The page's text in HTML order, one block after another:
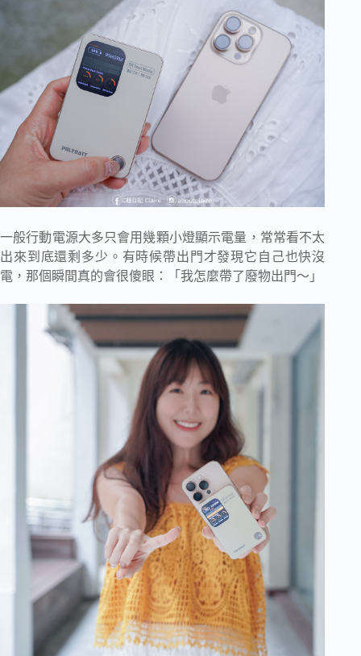
一般行動電源大多只會用幾顆小燈顯示電量，常常看不太
出來到底還剩多少。有時候帶出門才發現它自己也快沒
電，那個瞬間真的會很傻眼：「我怎麼帶了廢物出門～」